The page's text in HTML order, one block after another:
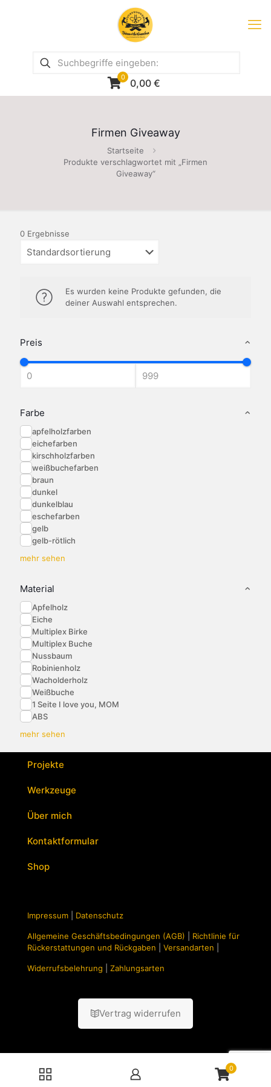
0 0,00 €
Firmen Giveaway
Startseite
Produkte verschlagwortet mit „Firmen
Giveaway“
Preis
Farbe
apfelholzfarben
eichefarben
kirschholzfarben
weißbuchefarben
braun
dunkel
dunkelblau
eschefarben
gelb
gelb-rötlich
mehr sehen
Material
Apfelholz
Eiche
Multiplex Birke
Multiplex Buche
Nussbaum
Robinienholz
Wacholderholz
Weißbuche
1 Seite I love you, MOM
ABS
mehr sehen
0 Ergebnisse
Es wurden keine Produkte gefunden, die
deiner Auswahl entsprechen.
Projekte
Werkzeuge
Über mich
Kontaktformular
Shop
Impressum Datenschutz
Allgemeine Geschäftsbedingungen (AGB)
Richtlinie für
Rückerstattungen und Rückgaben
Versandarten
Widerrufsbelehrung Zahlungsarten
Vertrag widerrufen
0